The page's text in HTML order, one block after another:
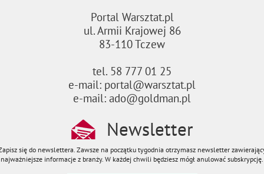
Portal Warsztat.pl
ul. Armii Krajowej 86
83-110 Tczew
tel. 58 777 01 25
e-mail: portal@warsztat.pl
e-mail: ado@goldman.pl
Newsletter
się do newslettera. Zawsze na początku tygodnia otrzymasz newsletter
najważniejsze informacje z branży. W każdej chwili będziesz mógł anulować subskrypcję.